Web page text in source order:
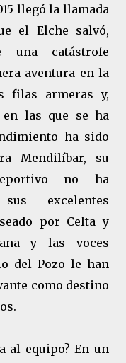
llegó la llamada
el Elche salvó,
una catástrofe
aventura en la
filas armeras y,
en las que se ha
ha sido
Mendilíbar, su
no ha
excelentes
por Celta y
y las voces
del Pozo le han
como destino
al equipo? En un